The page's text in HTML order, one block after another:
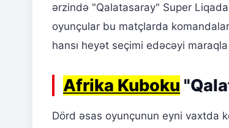
ərzində "Qalatasaray" Super Liqada
oyunçular bu matçlarda
hansı heyət seçimi edəcəyi
Afrika Kuboku
Dörd əsas oyunçunun eyni vaxtda